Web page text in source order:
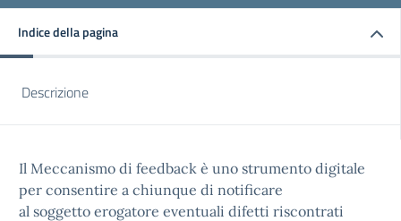
Indice della pagina
Descrizione
Il Meccanismo di feedback è uno strumento digitale
per consentire a chiunque di notificare
al soggetto erogatore eventuali difetti riscontrati